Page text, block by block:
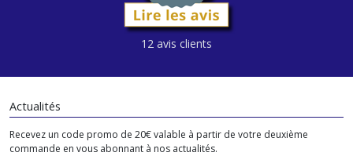
12 avis clients
Actualités
Recevez un code promo de 20€ valable à partir de votre deuxième
commande en vous abonnant à nos actualités.